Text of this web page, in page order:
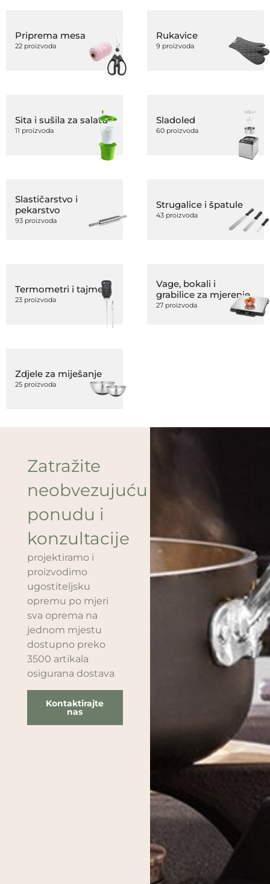
Priprema mesa
22 proizvoda
Rukavice
9 proizvoda
Sita i sušila za salatu
11 proizvoda
Sladoled
60 proizvoda
Slastičarstvo i
pekarstvo
93 proizvoda
Strugalice i špatule
43 proizvoda
Termometri i tajmeri
23 proizvoda
Vage, bokali i
grabilice za mjerenje
27 proizvoda
Zdjele za miješanje
25 proizvoda
Zatražite
neobvezujuću
ponudu i
konzultacije
projektiramo i
proizvodimo
ugostiteljsku
opremu po mjeri
sva oprema na
jednom mjestu
dostupno preko
3500 artikala
osigurana dostava
Kontaktirajte
nas